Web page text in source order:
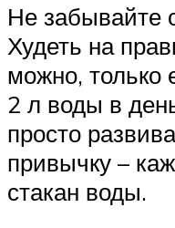
Не забывайте
Худеть на
можно, только
2 л воды в
просто
привычку –
стакан воды.